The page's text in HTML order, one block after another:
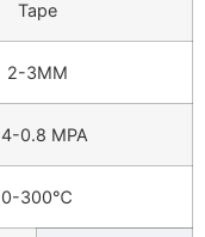
Tape
2-3MM
0.8 MPA
0-300℃